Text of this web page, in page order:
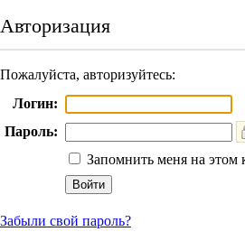
Авторизация
Пожалуйста, авторизуйтесь:
Логин:
Пароль:
Запомнить меня на этом
Забыли свой пароль?